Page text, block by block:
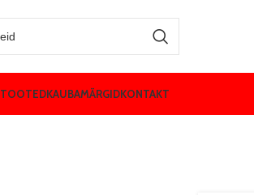
TOOTEDKAUBAMÄRGIDKONTAKT